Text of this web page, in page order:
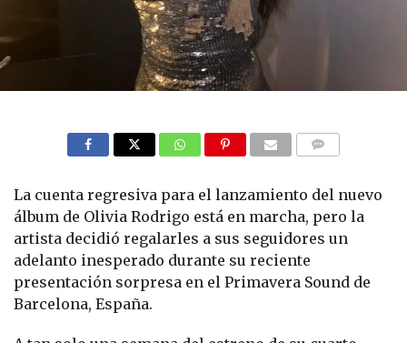
La cuenta regresiva para el lanzamiento del nuevo
álbum de Olivia Rodrigo está en marcha, pero la
artista decidió regalarles a sus seguidores un
adelanto inesperado durante su reciente
presentación sorpresa en el Primavera Sound de
Barcelona, España.